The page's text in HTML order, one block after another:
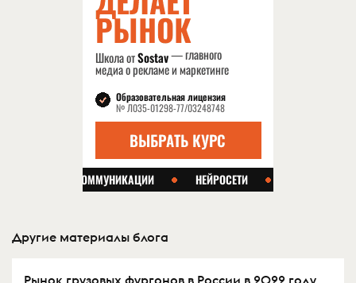
Другие материалы блога
Рынок грузовых фургонов в России в 2022 году